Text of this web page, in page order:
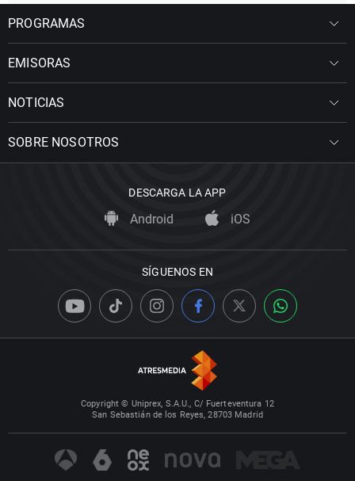
PROGRAMAS
EMISORAS
NOTICIAS
SOBRE NOSOTROS
DESCARGA LA APP
Android iOS
SÍGUENOS EN
Copyright © Uniprex, S.A.U., C/ Fuerteventura 12
San Sebastián de los Reyes, 28703 Madrid